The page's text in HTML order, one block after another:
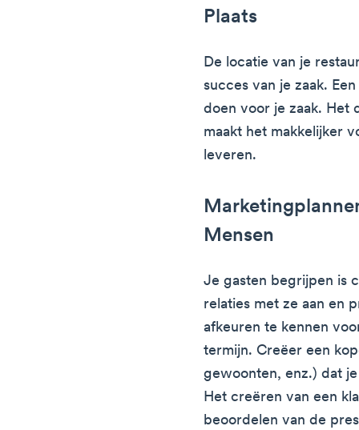
Plaats
De locatie van je
succes van je zaak.
doen voor je zaak. Het
maakt het makkelijker
leveren.
Mensen
Je gasten begrijpen is
relaties met ze aan en
afkeuren te kennen
termijn. Creëer een
gewoonten, enz.) dat
Het creëren van een
beoordelen van de